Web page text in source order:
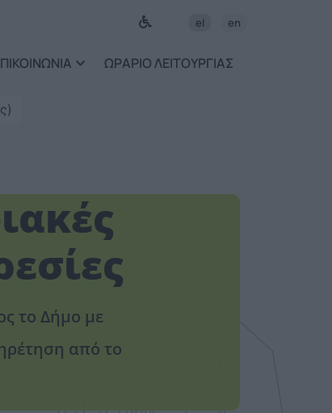
el en
ΩΡΑΡΙΟ ΛΕΙΤΟΥΡΓΙΑΣ
το Δήμο με
από το